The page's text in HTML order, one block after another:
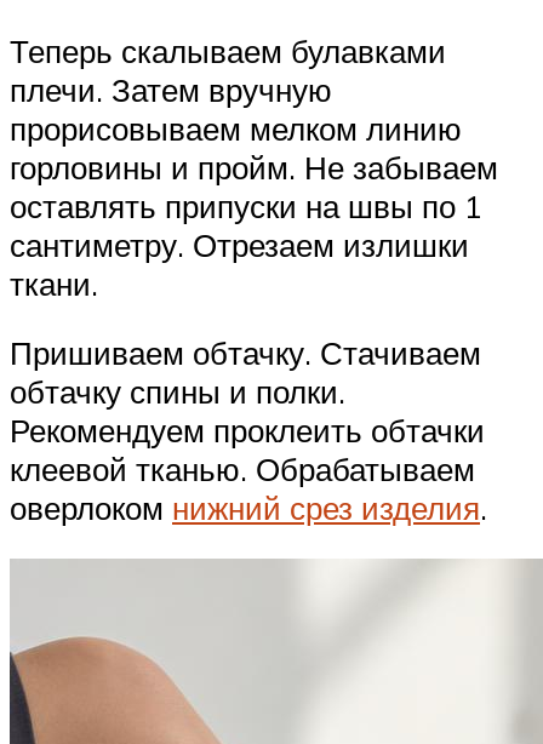
Теперь скалываем булавками
плечи. Затем вручную
прорисовываем мелком линию
горловины и пройм. Не забываем
оставлять припуски на швы по 1
сантиметру. Отрезаем излишки
ткани.
Пришиваем обтачку. Стачиваем
обтачку спины и полки.
Рекомендуем проклеить обтачки
клеевой тканью. Обрабатываем
оверлоком нижний срез изделия.